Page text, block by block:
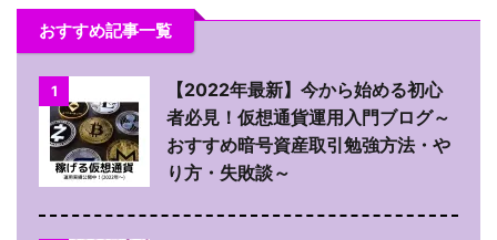
おすすめ記事一覧
1
【2022年最新】今から始める初心
者必見！仮想通貨運用入門ブログ～
おすすめ暗号資産取引勉強方法・や
り方・失敗談～